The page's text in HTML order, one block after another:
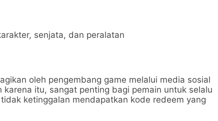
senjata, dan peralatan
oleh pengembang game melalui media sosial
itu, sangat penting bagi pemain untuk selalu
ketinggalan mendapatkan kode redeem yang